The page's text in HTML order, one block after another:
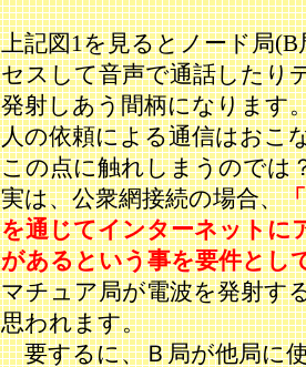
上記図1を見るとノード局
セスして音声で通話したり
発射しあう間柄になります
人の依頼による通信はおこ
この点に触れしまうのでは
実は、公衆網接続の場合、
を通じてインターネットに
があるという事を要件とし
マチュア局が電波を発射す
思われます。
要するに、Ｂ局が他局に